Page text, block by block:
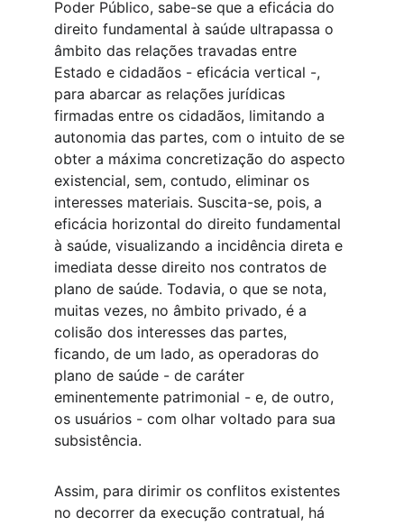
Poder Público, sabe-se que a eficácia do
direito fundamental à saúde ultrapassa o
âmbito das relações travadas entre
Estado e cidadãos - eficácia vertical -,
para abarcar as relações jurídicas
firmadas entre os cidadãos, limitando a
autonomia das partes, com o intuito de se
obter a máxima concretização do aspecto
existencial, sem, contudo, eliminar os
interesses materiais. Suscita-se, pois, a
eficácia horizontal do direito fundamental
à saúde, visualizando a incidência direta e
imediata desse direito nos contratos de
plano de saúde. Todavia, o que se nota,
muitas vezes, no âmbito privado, é a
colisão dos interesses das partes,
ficando, de um lado, as operadoras do
plano de saúde - de caráter
eminentemente patrimonial - e, de outro,
os usuários - com olhar voltado para sua
subsistência.
Assim, para dirimir os conflitos existentes
no decorrer da execução contratual, há